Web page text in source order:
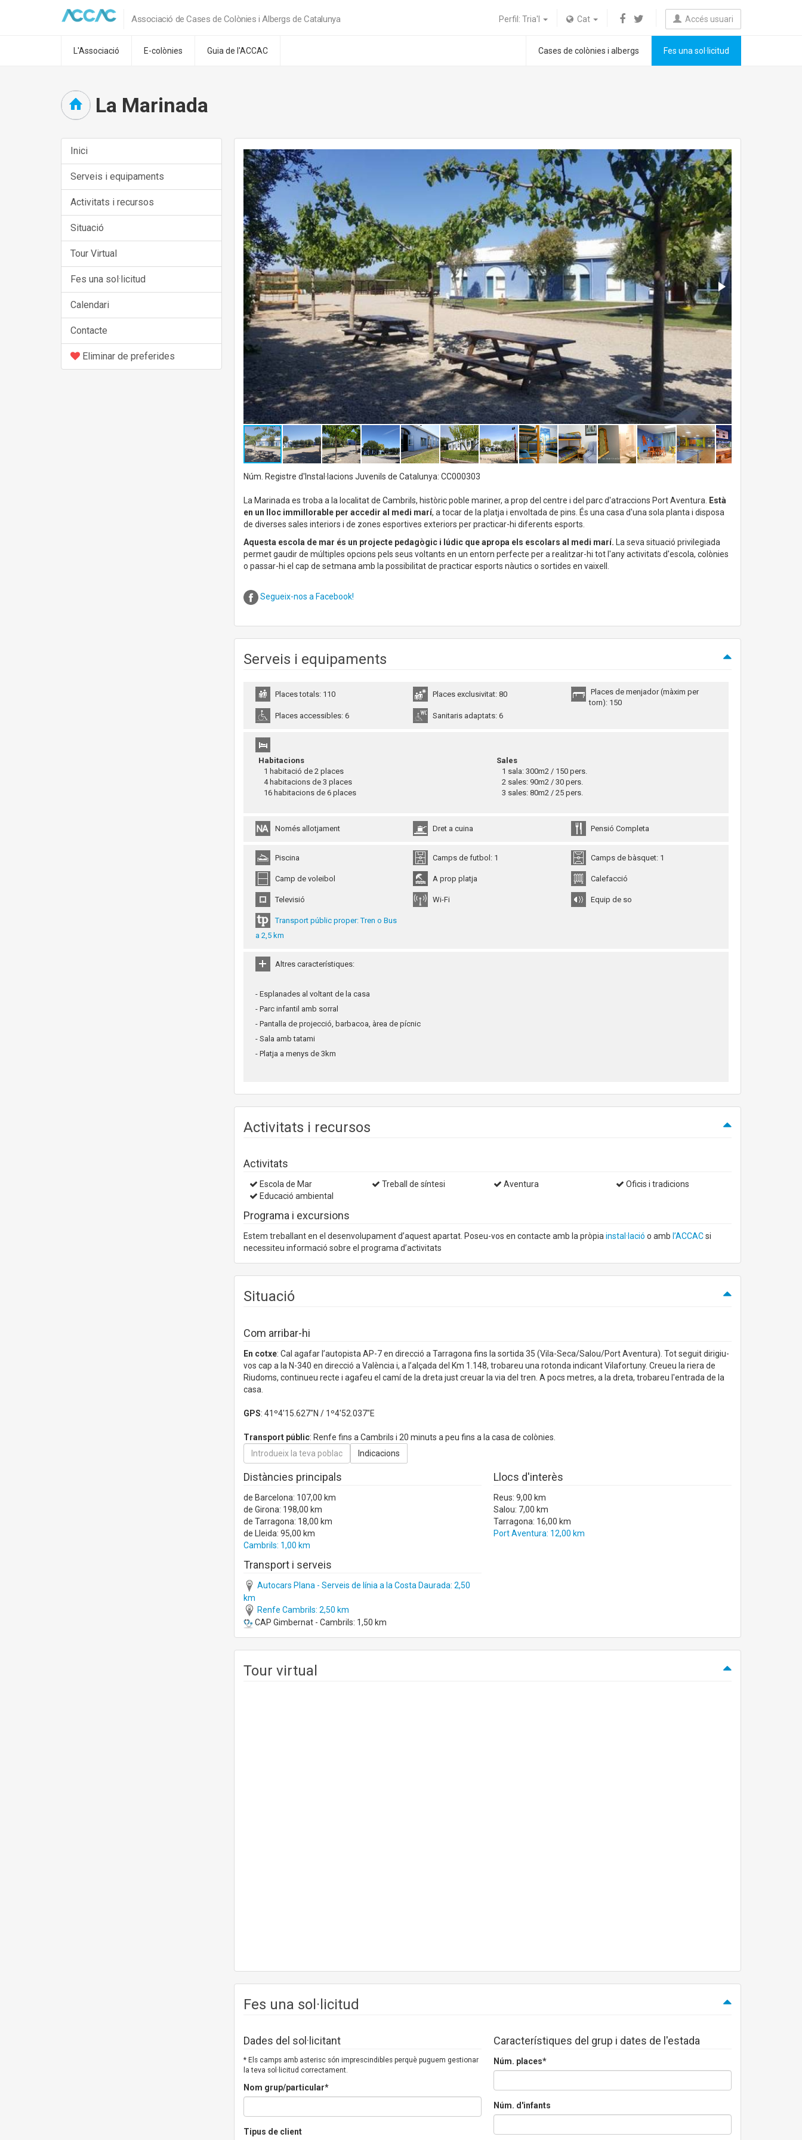
Associació de Cases de Colònies i Albergs de Catalunya Accés usuari
Cat
Perfil: Tria'l
L'Associació E-colònies Guia de l'ACCAC Fes una sol·licitud
Cases de colònies i albergs
La Marinada
Inici
Serveis i equipaments
Activitats i recursos
Situació
Tour Virtual
Fes una sol·licitud
Calendari
Contacte
Eliminar de preferides
Núm. Registre d'Instal·lacions Juvenils de Catalunya: CC000303
La Marinada es troba a la localitat de Cambrils, històric poble mariner, a prop del centre i del parc d'atraccions Port Aventura.
Està
en un lloc immillorable per accedir al medi marí, a tocar de la platja i envoltada de pins. És una casa d'una sola planta i disposa
de diverses sales interiors i de zones esportives exteriors per practicar-hi diferents esports.
Aquesta escola de mar és un projecte pedagògic i lúdic que apropa els escolars al medi marí. La seva situació privilegiada
permet gaudir de múltiples opcions pels seus voltants en un entorn perfecte per a realitzar-hi tot l'any activitats d'escola, colònies
o passar-hi el cap de setmana amb la possibilitat de practicar esports nàutics o sortides en vaixell.
Segueix-nos a Facebook!
Serveis i equipaments
Places totals: 110 Places exclusivitat: 80
Places de menjador (màxim per
torn): 150
Places accessibles: 6
Sanitaris adaptats: 6
Habitacions
1 habitació de 2 places
4 habitacions de 3 places
16 habitacions de 6 places
Sales
1 sala: 300m2 / 150 pers.
2 sales: 90m2 / 30 pers.
3 sales: 80m2 / 25 pers.
Només allotjament Dret a cuina Pensió Completa
Piscina Camps de futbol: 1 Camps de bàsquet: 1
Camp de voleibol A prop platja Calefacció
Televisió Wi-Fi Equip de so
Transport públic proper: Tren o Bus
a 2,5 km
Altres característiques:
- Esplanades al voltant de la casa
- Parc infantil amb sorral
- Pantalla de projecció, barbacoa, àrea de pícnic
- Sala amb tatami
- Platja a menys de 3km
Activitats i recursos
Activitats
Escola de Mar Treball de síntesi Aventura
Oficis i tradicions
Educació ambiental
Programa i excursions
Estem treballant en el desenvolupament d’aquest apartat. Poseu-vos en contacte amb la pròpia instal·lació o amb l’ACCACsi
necessiteu informació sobre el programa d’activitats
Situació
Com arribar-hi
En cotxe: Cal agafar l’autopista AP-7 en direcció a Tarragona fins la sortida 35 (Vila-Seca/Salou/Port Aventura). Tot seguit dirigiu-
vos cap a la N-340 en direcció a València i, a l’alçada del Km 1.148, trobareu una rotonda indicant Vilafortuny. Creueu la riera de
Riudoms, continueu recte i agafeu el camí de la dreta just creuar la via del tren. A pocs metres, a la dreta, trobareu l'entrada de la
casa.
GPS: 41º4'15.627"N / 1º4'52.037"E
Transport públic: Renfe fins a Cambrils i 20 minuts a peu fins a la casa de colònies.
Distàncies principals
de Barcelona: 107,00 km
de Girona: 198,00 km
de Tarragona: 18,00 km
de Lleida: 95,00 km
Cambrils: 1,00 km
Transport i serveis
Autocars Plana - Serveis de línia a la Costa Daurada: 2,50
km
Renfe Cambrils: 2,50 km
CAP Gimbernat - Cambrils: 1,50 km
Llocs d'interès
Reus: 9,00 km
Salou: 7,00 km
Tarragona: 16,00 km
Port Aventura: 12,00 km
Tour virtual
Fes una sol·licitud
Dades del sol·licitant
* Els camps amb asterisc són imprescindibles perquè puguem gestionar
la teva sol·licitud correctament.
Nom grup/particular*
Tipus de client
Característiques del grup i dates de l'estada
Núm. places*
Núm. d'infants